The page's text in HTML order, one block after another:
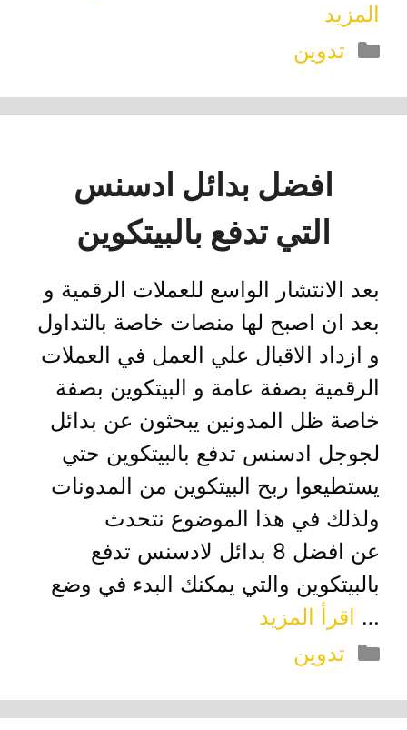
المزيد
التصنيفات
تدوين
افضل بدائل ادسنس
التي تدفع بالبيتكوين
بعد الانتشار الواسع للعملات الرقمية و
بعد ان اصبح لها منصات خاصة بالتداول
و ازداد الاقبال علي العمل في العملات
الرقمية بصفة عامة و البيتكوين بصفة
خاصة ظل المدونين يبحثون عن بدائل
لجوجل ادسنس تدفع بالبيتكوين حتي
يستطيعوا ربح البيتكوين من المدونات
ولذلك في هذا الموضوع نتحدث
عن افضل 8 بدائل لادسنس تدفع
بالبيتكوين والتي يمكنك البدء في وضع
… اقرأ المزيد
التصنيفات
تدوين